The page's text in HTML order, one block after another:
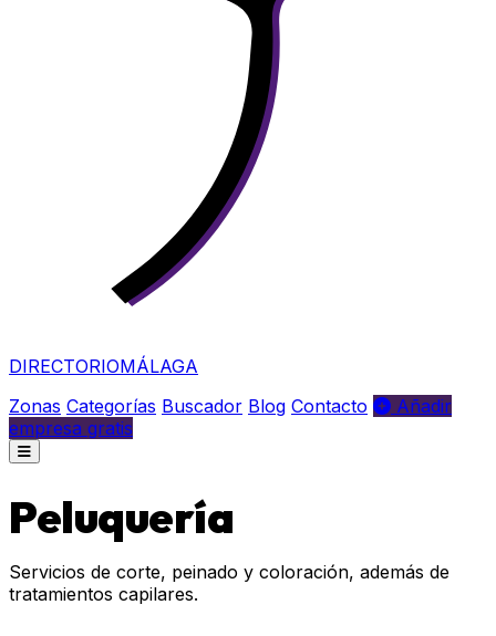
DIRECTORIOMÁLAGA
Zonas Categorías Buscador Blog Contacto
Añadir
empresa gratis
Peluquería
Servicios de corte, peinado y coloración, además de
tratamientos capilares.